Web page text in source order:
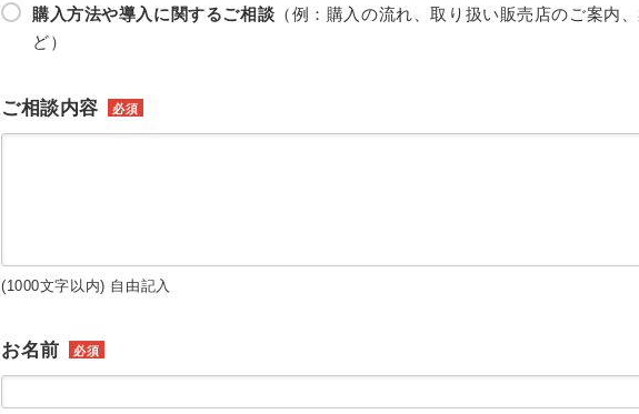
購入方法や導入に関するご相談 （例：購入の流れ、取り扱い販売店のご案内
ど）
ご相談内容 必須
(1000文字以内) 自由記入
お名前 必須